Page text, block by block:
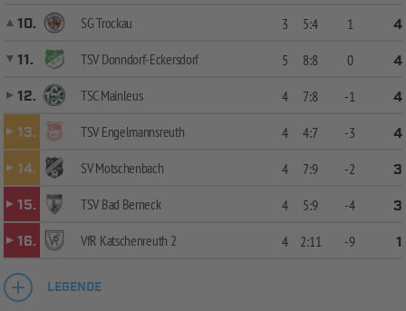
10.
SG Trockau 3 5:4 1
4
11.
TSV Donndorf-Eckersdorf 5 8:8 0
4
12.
TSC Mainleus 4 7:8 -1
4
13.
TSV Engelmannsreuth 4 4:7 -3
4
14.
SV Motschenbach 4 7:9 -2
3
15.
TSV Bad Berneck 4 5:9 -4
3
16.
VfR Katschenreuth 2 4 2:11 -9 1
LEGENDE